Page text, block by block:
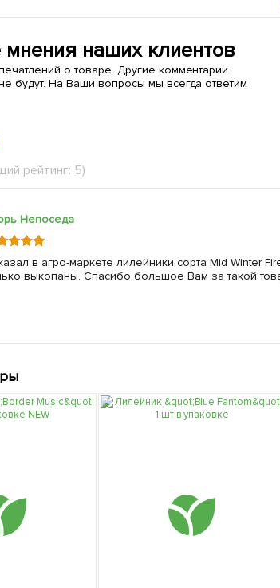
мнения наших клиентов
о товаре. Другие комментарии
будут. На Ваши вопросы мы всегда ответим
рейтинг: 5)
Непоседа
в агро-маркете лилейники сорта Mid Winter
выкопаны. Спасибо большое Вам за такой